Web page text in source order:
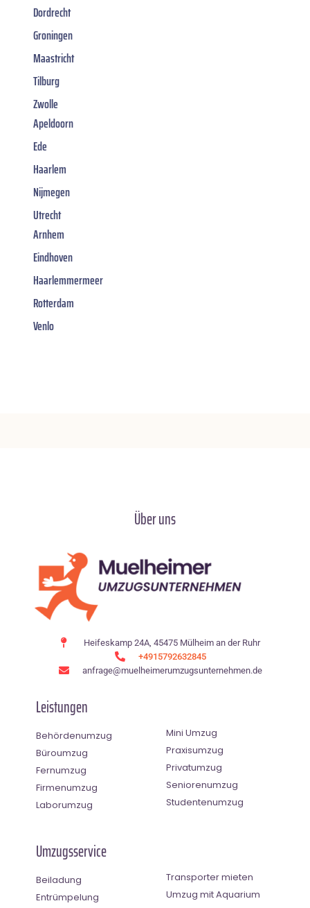
Dordrecht
Groningen
Maastricht
Tilburg
Zwolle
Apeldoorn
Ede
Haarlem
Nijmegen
Utrecht
Arnhem
Eindhoven
Haarlemmermeer
Rotterdam
Venlo
Über uns
Heifeskamp 24A, 45475 Mülheim an der Ruhr
+4915792632845
anfrage@muelheimerumzugsunternehmen.de
Leistungen
Behördenumzug
Büroumzug
Fernumzug
Firmenumzug
Laborumzug
Mini Umzug
Praxisumzug
Privatumzug
Seniorenumzug
Studentenumzug
Umzugsservice
Beiladung
Entrümpelung
Transporter mieten
Umzug mit Aquarium